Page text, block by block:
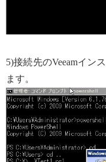
5)接続先のVeeamイン
ます。